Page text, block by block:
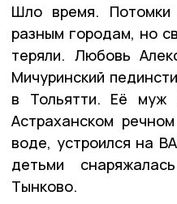
Шло время. Потомки
разным городам, но
теряли. Любовь
Мичуринский
в Тольятти. Её муж
Астраханском
воде, устроился на
детьми
Тынково.